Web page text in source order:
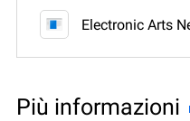
Electronic Arts
Più informazioni